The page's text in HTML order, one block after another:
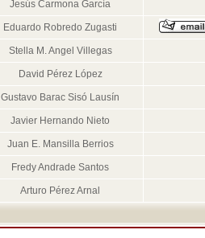
Jesús Carmona García
Eduardo Robredo Zugasti
Stella M. Angel Villegas
David Pérez López
Gustavo Barac Sisó Lausín
Javier Hernando Nieto
Juan E. Mansilla Berrios
Fredy Andrade Santos
Arturo Pérez Arnal